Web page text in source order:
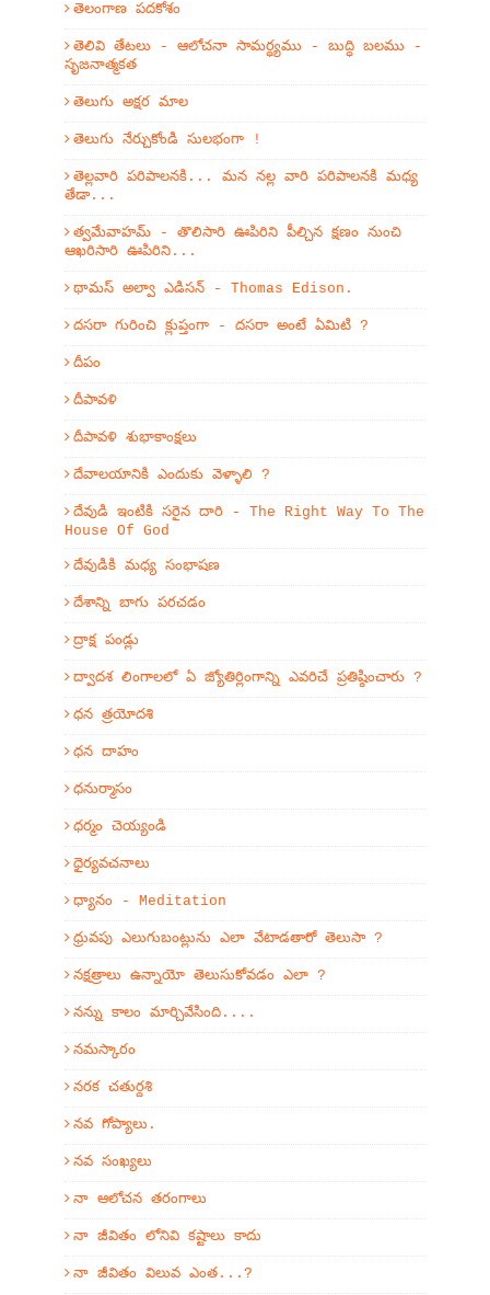
తెలంగాణ పదకోశం
తెలివి తేటలు - ఆలోచనా సామర్ధ్యము - బుద్ధి బలము -
సృజనాత్మకత
తెలుగు అక్షర మాల
తెలుగు నేర్చుకోండి సులభంగా !
తెల్లవారి పరిపాలనకి... మన నల్ల వారి పరిపాలనకి మధ్య
తేడా...
త్వమేవాహమ్‌ - తొలిసారి ఊపిరిని పీల్చిన క్షణం నుంచి
ఆఖరిసారి ఊపిరిని...
థామస్ అల్వా ఎడిసన్ - Thomas Edison.
దసరా గురించి క్లుప్తంగా - దసరా అంటే ఏమిటి ?
దీపం
దీపావళి
దీపావళి శుభాకాంక్షలు
దేవాలయానికి ఎందుకు వెళ్ళాలి ?
దేవుడి ఇంటికి సరైన దారి - The Right Way To The
House Of God
దేవుడికి మధ్య సంభాషణ
దేశాన్ని బాగు పరచడం
ద్రాక్ష పండ్లు
ద్వాదశ లింగాలలో ఏ జ్యోతిర్లింగాన్ని ఎవరిచే ప్రతిష్ఠించారు ?
ధన త్రయోదశి
ధన దాహం
ధనుర్మాసం
ధర్మం చెయ్యండి
ధైర్యవచనాలు
ధ్యానం - Meditation
ధ్రువపు ఎలుగుబంట్లును ఎలా వేటాడతారో తెలుసా ?
నక్షత్రాలు ఉన్నాయో తెలుసుకోవడం ఎలా ?
నన్ను కాలం మార్చివేసింది....
నమస్కారం
నరక చతుర్దశి
నవ గోప్యాలు.
నవ సంఖ్యలు
నా ఆలోచన తరంగాలు
నా జీవితం లోనివి కష్టాలు కాదు
నా జీవితం విలువ ఎంత...?